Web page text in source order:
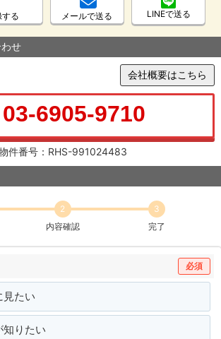
る メールで送る LINEで送る
せ
会社概要はこちら
03-6905-9710
件番号：RHS-991024483
2
内容確認
3
完了
必須
見たい
知りたい